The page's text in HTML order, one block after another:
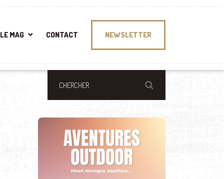
LE MAG CONTACT NEWSLETTER